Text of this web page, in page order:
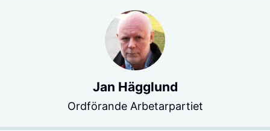
Jan Hägglund
Ordförande Arbetarpartiet